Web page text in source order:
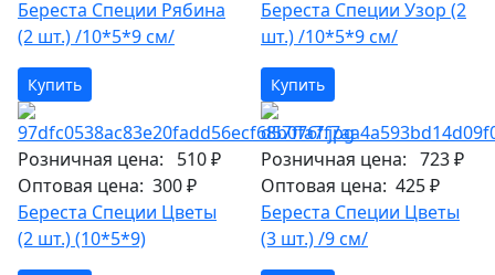
Береста Специи Рябина
(2 шт.) /10*5*9 см/
Купить
Береста Специи Узор (2
шт.) /10*5*9 см/
Купить
Розничная цена:
510 ₽
Оптовая цена: 300 ₽
Береста Специи Цветы
(2 шт.) (10*5*9)
Розничная цена: 723 ₽
Оптовая цена: 425 ₽
Береста Специи Цветы
(3 шт.) /9 см/